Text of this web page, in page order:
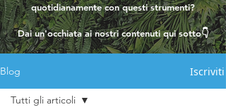
quotidianamente con questi strumenti?
Dai un'occhiata ai nostri contenuti qui sotto👇
Blog Iscriviti
Tutti gli articoli